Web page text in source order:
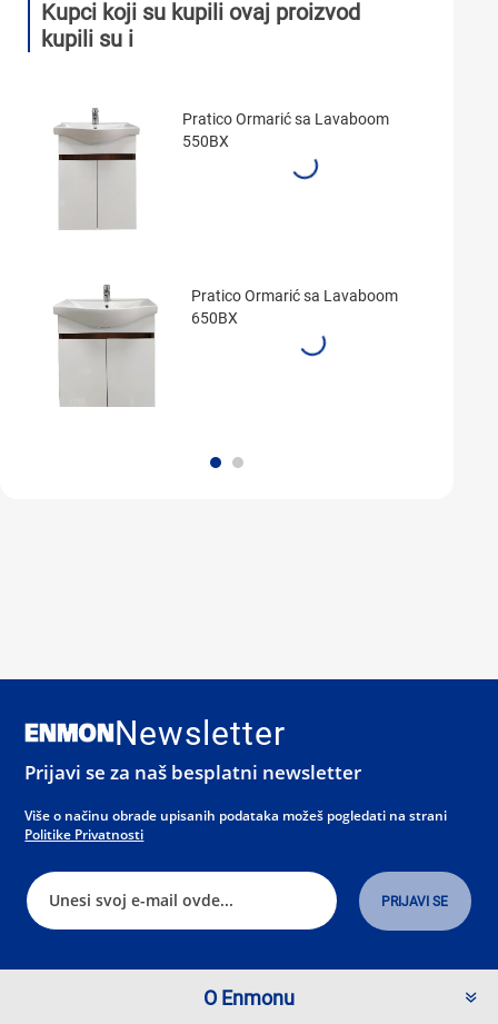
Kupci koji su kupili ovaj proizvod
kupili su i
Pratico Ormarić sa Lavaboom
550BX
Pratico Ormarić sa Lavaboom
650BX
Newsletter
Prijavi se za naš besplatni newsletter
Više o načinu obrade upisanih podataka možeš pogledati na strani
Politike Privatnosti
O Enmonu